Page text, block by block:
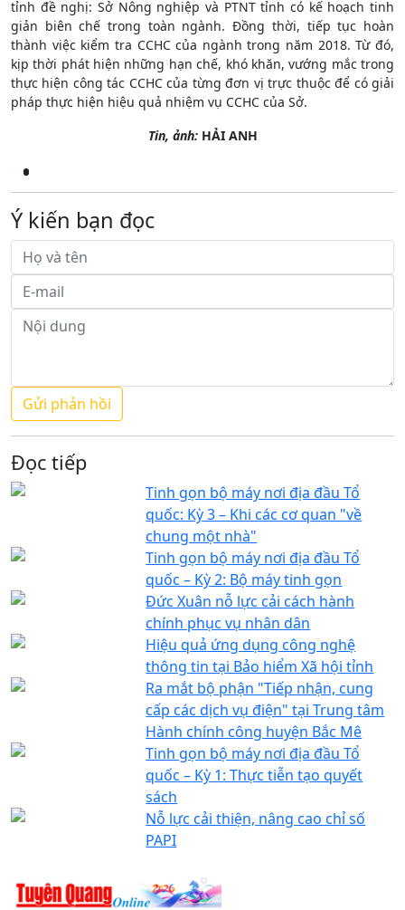
tỉnh đề nghị: Sở Nông nghiệp và PTNT tỉnh có kế hoạch tinh
giản biên chế trong toàn ngành. Đồng thời, tiếp tục hoàn
thành việc kiểm tra CCHC của ngành trong năm 2018. Từ đó,
kịp thời phát hiện những hạn chế, khó khăn, vướng mắc trong
thực hiện công tác CCHC của từng đơn vị trực thuộc để có giải
pháp thực hiện hiệu quả nhiệm vụ CCHC của Sở.
Tin, ảnh:HẢI ANH
Ý kiến bạn đọc
Đọc tiếp
Tinh gọn bộ máy nơi địa đầu Tổ
quốc: Kỳ 3 – Khi các cơ quan "về
chung một nhà"
Tinh gọn bộ máy nơi địa đầu Tổ
quốc – Kỳ 2: Bộ máy tinh gọn
Đức Xuân nỗ lực cải cách hành
chính phục vụ nhân dân
Hiệu quả ứng dụng công nghệ
thông tin tại Bảo hiểm Xã hội tỉnh
Ra mắt bộ phận "Tiếp nhận, cung
cấp các dịch vụ điện" tại Trung tâm
Hành chính công huyện Bắc Mê
Tinh gọn bộ máy nơi địa đầu Tổ
quốc – Kỳ 1: Thực tiễn tạo quyết
sách
Nỗ lực cải thiện, nâng cao chỉ số
PAPI